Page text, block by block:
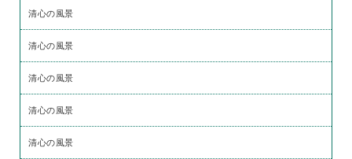
清心の風景
清心の風景
清心の風景
清心の風景
清心の風景